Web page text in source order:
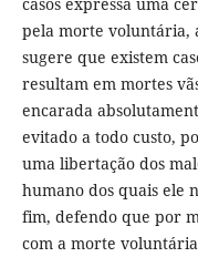
pela morte voluntária,
sugere que existem
resultam em mortes
encarada
evitado a todo custo,
uma libertação dos
humano dos quais ele
fim, defendo que por
com a morte